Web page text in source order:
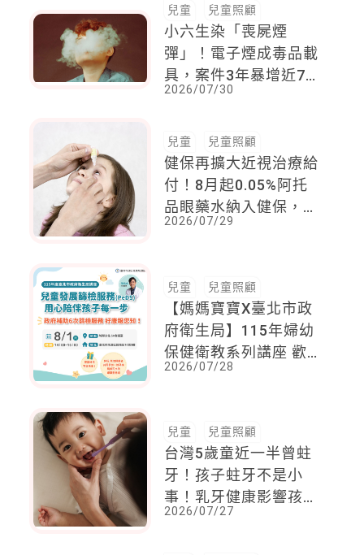
兒童 兒童照顧
小六生染「喪屍煙
彈」！電子煙成毒品載
具，案件3年暴增近7
倍，校園毒品下探，教
2026/07/30
兒童 兒童照顧
健保再擴大近視治療給
付！8月起0.05%阿托
品眼藥水納入健保，
36.5萬兒少受惠
2026/07/29
兒童 兒童照顧
【媽媽寶寶X臺北市政
府衛生局】115年婦幼
保健衛教系列講座 歡
迎報名參加
2026/07/28
兒童 兒童照顧
台灣5歲童近一半曾蛀
牙！孩子蛀牙不是小
事！乳牙健康影響孩子
一輩子
2026/07/27